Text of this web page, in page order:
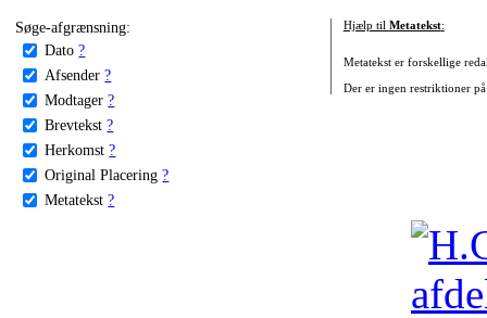
Søge-afgrænsning:
Dato ?
Afsender ?
Modtager ?
Brevtekst ?
Herkomst ?
Original Placering ?
Metatekst ?
Hjælp til Metatekst:
Metatekst er forskellige
Der er ingen restriktioner